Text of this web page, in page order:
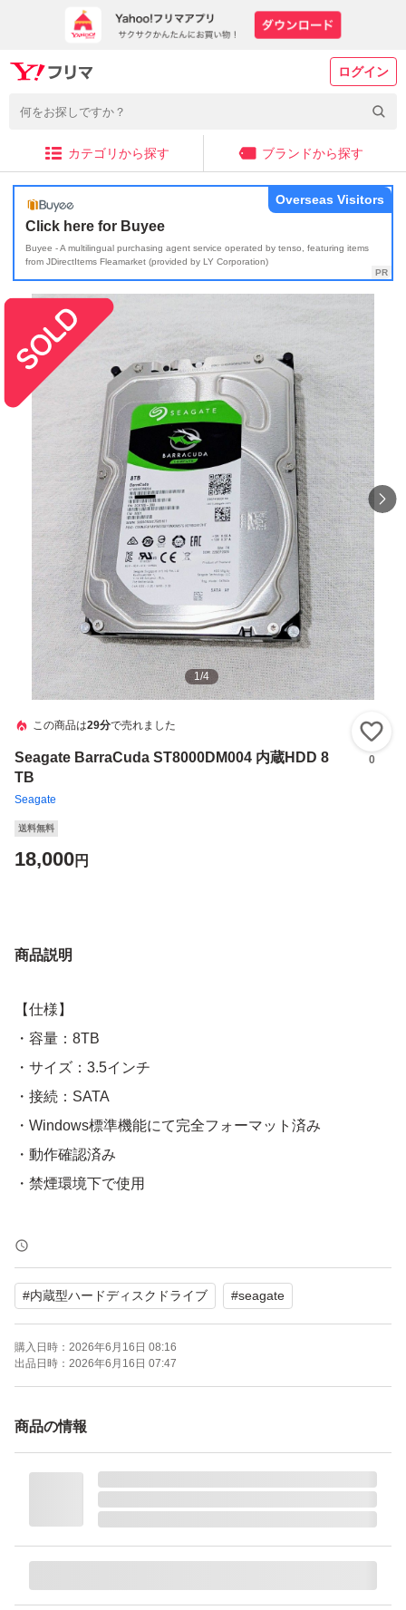
ログイン
カテゴリから探す ブランドから探す
Click here for Buyee
Buyee - A multilingual purchasing agent service operated by tenso, featuring items
from JDirectItems Fleamarket (provided by LY Corporation)
Overseas Visitors
1/4
この商品は29分で売れました
Seagate BarraCuda ST8000DM004 内蔵HDD 8
TB
Seagate
0
送料無料
18,000円
商品説明
【仕様】
・容量：8TB
・サイズ：3.5インチ
・接続：SATA
・Windows標準機能にて完全フォーマット済み
・動作確認済み
・禁煙環境下で使用
【状態】
CrystalDiskInfoにて「正常」表示を確認しております。
詳細は掲載画像をご確認ください。
※ 発送前にCrystalDiskInfoにて「正常」表示を再度確認し
て発送します。
【梱包について】
緩衝材（プチプチ）で保護し箱に固定して発送いたしま
ゆうパケットプラスにてお届けする予定です。
【注意事項】
#内蔵型ハードディスクドライブ #seagate
購入日時： 2026年6月16日 08:16
出品日時： 2026年6月16日 07:47
商品の情報